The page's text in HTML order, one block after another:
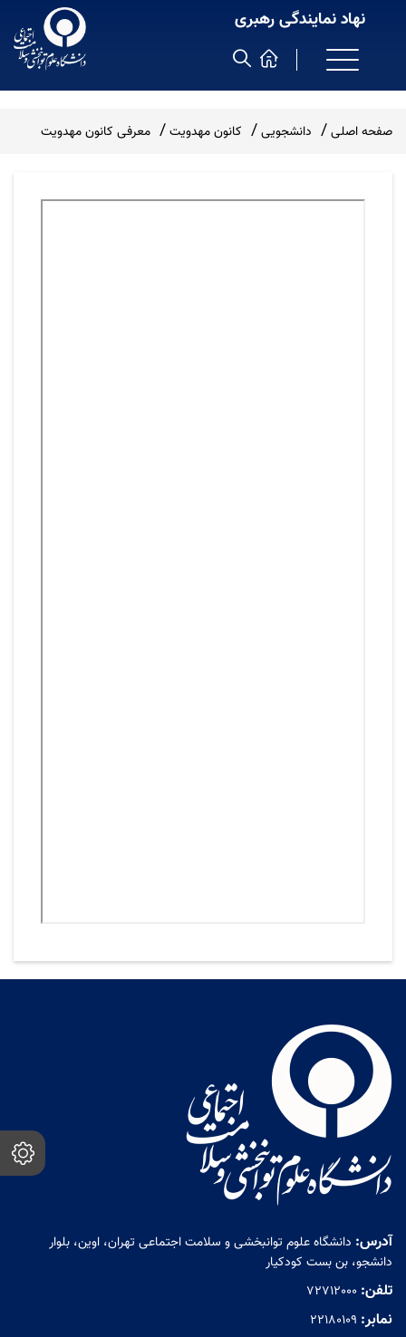
نهاد نمایندگی رهبری
صفحه اصلی دانشجویی کانون مهدویت معرفی کانون مهدویت
آدرس: دانشگاه علوم توانبخشی و سلامت اجتماعی تهران، اوین، بلوار
دانشجو، بن بست کودکیار
تلفن: 72712000
نمابر: ۲۲۱۸۰۱۰۹